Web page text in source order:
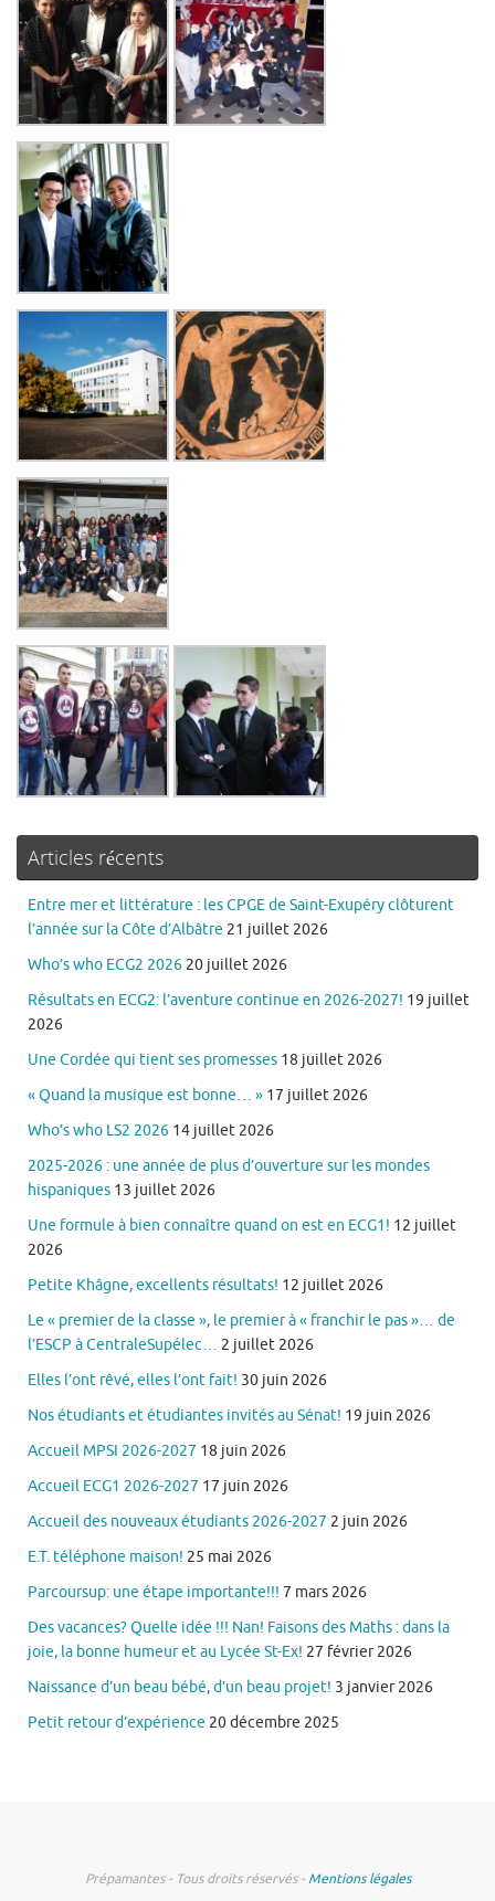
Articles récents
Entre mer et littérature : les CPGE de Saint-Exupéry clôturent
l’année sur la Côte d’Albâtre 21 juillet 2026
Who’s who ECG2 2026 20 juillet 2026
Résultats en ECG2: l’aventure continue en 2026-2027! 19 juillet
2026
Une Cordée qui tient ses promesses 18 juillet 2026
« Quand la musique est bonne… » 17 juillet 2026
Who’s who LS2 2026 14 juillet 2026
2025-2026 : une année de plus d’ouverture sur les mondes
hispaniques 13 juillet 2026
Une formule à bien connaître quand on est en ECG1! 12 juillet
2026
Petite Khâgne, excellents résultats! 12 juillet 2026
Le « premier de la classe », le premier à « franchir le pas »… de
l’ESCP à CentraleSupélec… 2 juillet 2026
Elles l’ont rêvé, elles l’ont fait! 30 juin 2026
Nos étudiants et étudiantes invités au Sénat! 19 juin 2026
Accueil MPSI 2026-2027 18 juin 2026
Accueil ECG1 2026-2027 17 juin 2026
Accueil des nouveaux étudiants 2026-2027 2 juin 2026
E.T. téléphone maison! 25 mai 2026
Parcoursup: une étape importante!!! 7 mars 2026
Des vacances? Quelle idée !!! Nan! Faisons des Maths : dans la
joie, la bonne humeur et au Lycée St-Ex! 27 février 2026
Naissance d’un beau bébé, d’un beau projet! 3 janvier 2026
Petit retour d’expérience 20 décembre 2025
Prépamantes - Tous droits réservés - Mentions légales